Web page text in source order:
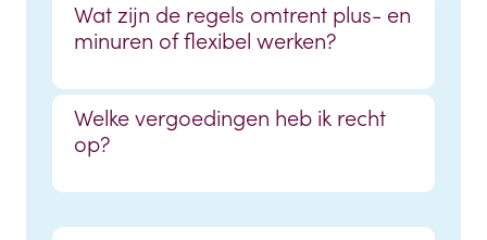
Wat zijn de regels omtrent plus- en
minuren of flexibel werken?
Welke vergoedingen heb ik recht
op?